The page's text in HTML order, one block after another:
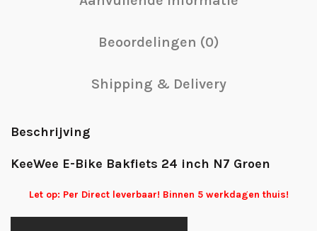
Beoordelingen (0)
Shipping & Delivery
Beschrijving
KeeWee E-Bike Bakfiets 24 inch N7 Groen
Let op: Per Direct leverbaar! Binnen 5 werkdagen thuis!